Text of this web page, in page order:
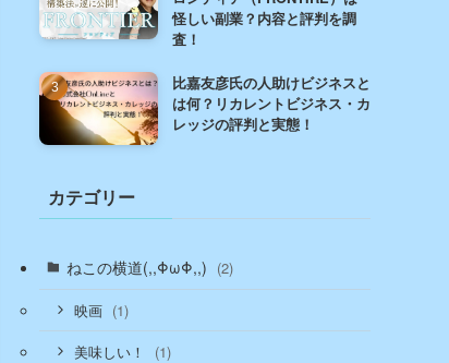
怪しい副業？内容と評判を調
査！
比嘉友彦氏の人助けビジネスと
は何？リカレントビジネス・カ
レッジの評判と実態！
カテゴリー
ねこの横道(,,ΦωΦ,,) (2)
映画 (1)
美味しい！ (1)